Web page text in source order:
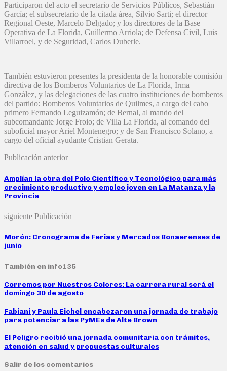
Participaron del acto el secretario de Servicios Públicos, Sebastián
García; el subsecretario de la citada área, Silvio Sarti; el director
Regional Oeste, Marcelo Delgado; y los directores de la Base
Operativa de La Florida, Guillermo Arriola; de Defensa Civil, Luis
Villarroel, y de Seguridad, Carlos Duberle.
También estuvieron presentes la presidenta de la honorable comisión
directiva de los Bomberos Voluntarios de La Florida, Irma
González, y las delegaciones de las cuatro instituciones de bomberos
del partido: Bomberos Voluntarios de Quilmes, a cargo del cabo
primero Fernando Leguizamón; de Bernal, al mando del
subcomandante Jorge Froio; de Villa La Florida, al comando del
suboficial mayor Ariel Montenegro; y de San Francisco Solano, a
cargo del oficial ayudante Cristian Gerata.
Publicación anterior
Amplían la obra del Polo Científico y Tecnológico para más
crecimiento productivo y empleo joven en La Matanza y la
Provincia
siguiente Publicación
Morón: Cronograma de Ferias y Mercados Bonaerenses de
junio
También en info135
Corremos por Nuestros Colores: La carrera rural será el
domingo 30 de agosto
Fabiani y Paula Eichel encabezaron una jornada de trabajo
para potenciar a las PyMEs de Alte Brown
El Peligro recibió una jornada comunitaria con trámites,
atención en salud y propuestas culturales
Salir de los comentarios